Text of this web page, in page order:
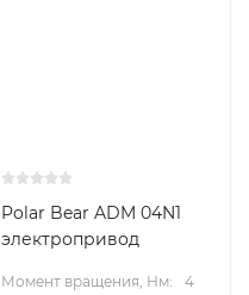
Polar Bear ADM 04N1
электропривод
Момент вращения, Нм:
4